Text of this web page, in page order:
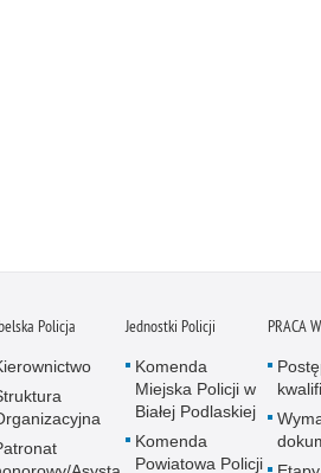
Policja Jednostki Policji
Komenda
Miejska Policji w
Białej Podlaskiej
Komenda
Powiatowa Policji
PRACA